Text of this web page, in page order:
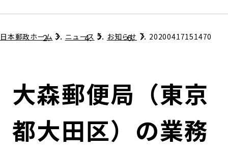
グループ情報トップ
コンプライアンス
ガバナンス
株主・投資家情報トップ
個人投資家のみなさまへ
株式情報
ニューストップ
サステナビリティトップ
担当役員メッセージ
サステナビリティマネジメント
採用情報トップ
日本郵政ホーム ニュース お知らせ 20200417151470
大森郵便局（東京
都大田区）の業務